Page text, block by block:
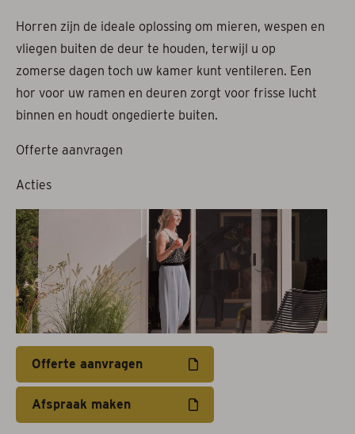
Acties
Afspraak maken
Horren zijn de ideale oplossing om mieren, wespen en
vliegen buiten de deur te houden, terwijl u op
zomerse dagen toch uw kamer kunt ventileren. Een
hor voor uw ramen en deuren zorgt voor frisse lucht
binnen en houdt ongedierte buiten.
Offerte aanvragen
Acties
Offerte aanvragen
Afspraak maken